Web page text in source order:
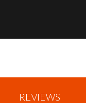
REVIEWS